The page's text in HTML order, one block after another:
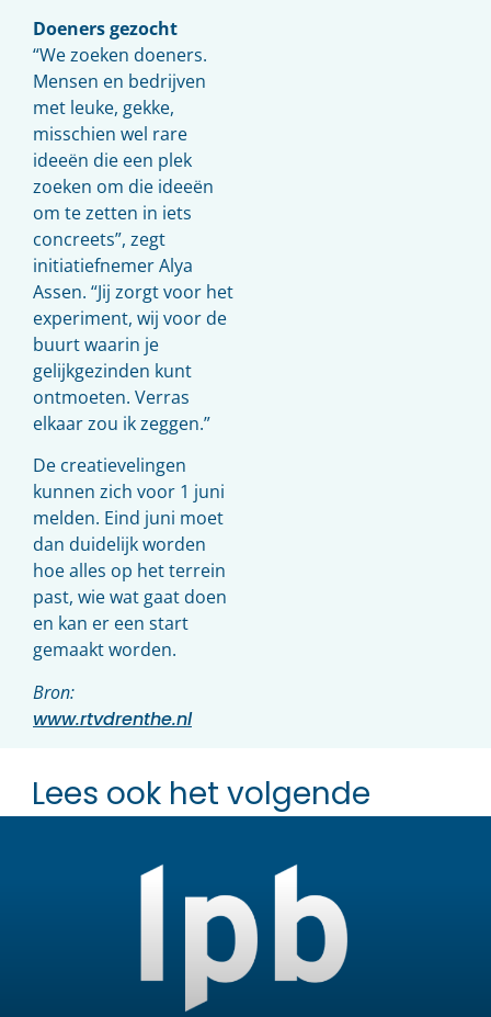
Doeners gezocht
“We zoeken doeners.
Mensen en bedrijven
met leuke, gekke,
misschien wel rare
ideeën die een plek
zoeken om die ideeën
om te zetten in iets
concreets”, zegt
initiatiefnemer Alya
Assen. “Jij zorgt voor het
experiment, wij voor de
buurt waarin je
gelijkgezinden kunt
ontmoeten. Verras
elkaar zou ik zeggen.”
De creatievelingen
kunnen zich voor 1 juni
melden. Eind juni moet
dan duidelijk worden
hoe alles op het terrein
past, wie wat gaat doen
en kan er een start
gemaakt worden.
Bron:
www.rtvdrenthe.nl
Lees ook het volgende